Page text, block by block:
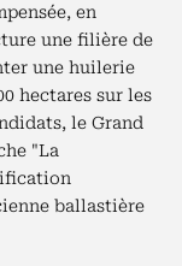
en
une filière de
une huilerie
hectares sur les
le Grand
"La
ballastière